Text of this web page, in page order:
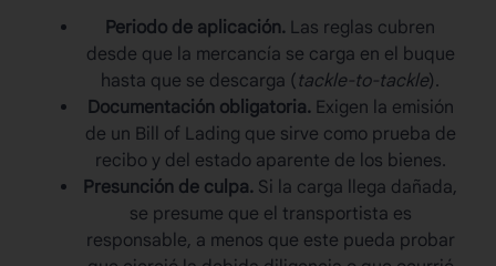
Periodo de aplicación. Las reglas cubren
desde que la mercancía se carga en el buque
hasta que se descarga (tackle-to-tackle).
Documentación obligatoria.Exigen la emisión
de un Bill of Lading que sirve como prueba de
recibo y del estado aparente de los bienes.
Presunción de culpa. Si la carga llega dañada,
se presume que el transportista es
responsable, a menos que este pueda probar